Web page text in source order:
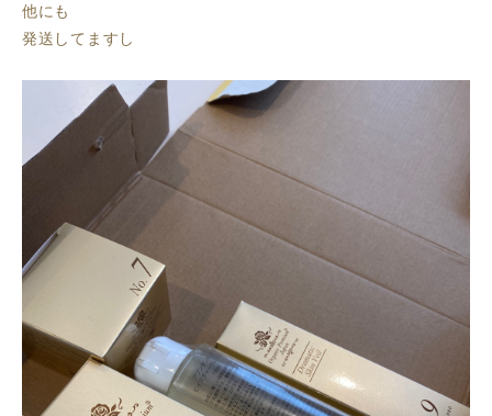
他にも
発送してますし